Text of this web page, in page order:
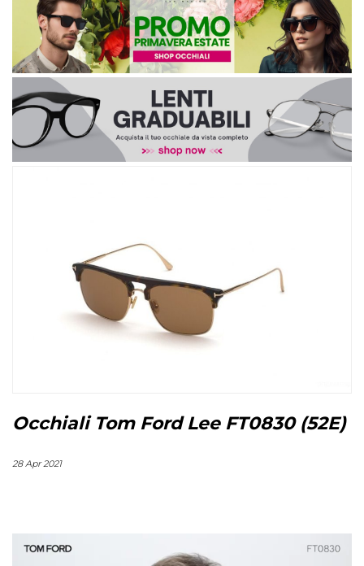
Occhiali Tom Ford Lee FT0830 (52E)
28 Apr 2021